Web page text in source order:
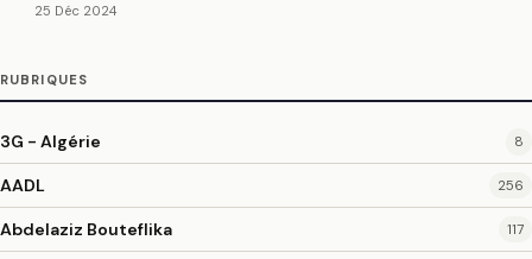
25 Déc 2024
RUBRIQUES
3G - Algérie 8
AADL 256
Abdelaziz Bouteflika 117